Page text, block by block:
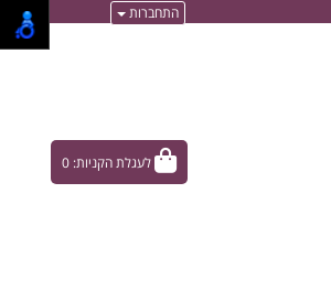
התחברות
לעגלת הקניות: 0